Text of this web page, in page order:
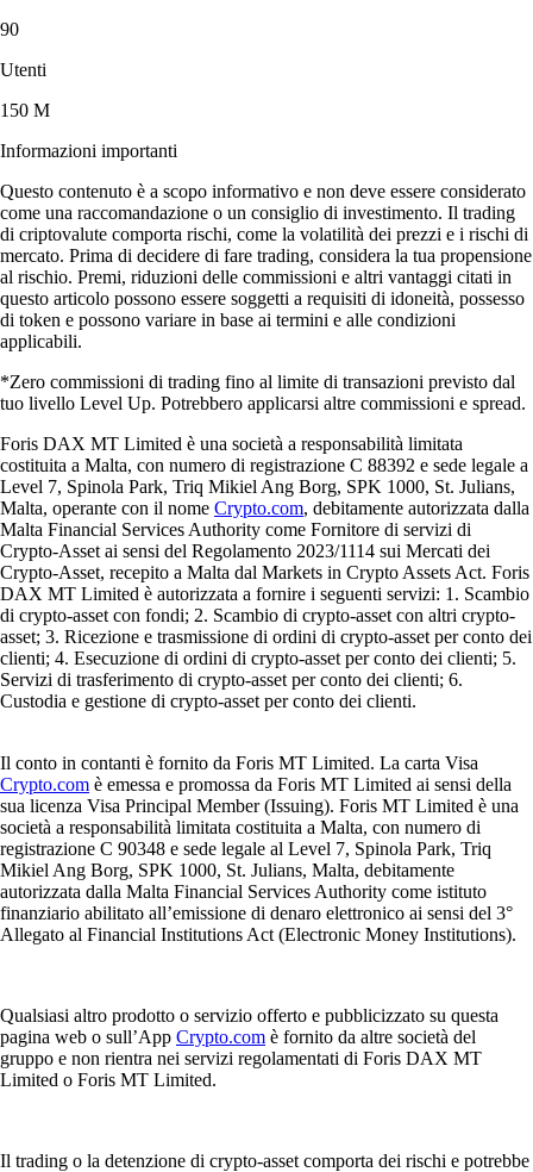
90
Utenti
150 M
Informazioni importanti
Questo contenuto è a scopo informativo e non deve essere considerato
come una raccomandazione o un consiglio di investimento. Il trading
di criptovalute comporta rischi, come la volatilità dei prezzi e i rischi di
mercato. Prima di decidere di fare trading, considera la tua propensione
al rischio. Premi, riduzioni delle commissioni e altri vantaggi citati in
questo articolo possono essere soggetti a requisiti di idoneità, possesso
di token e possono variare in base ai termini e alle condizioni
applicabili.
*Zero commissioni di trading fino al limite di transazioni previsto dal
tuo livello Level Up. Potrebbero applicarsi altre commissioni e spread.
Foris DAX MT Limited è una società a responsabilità limitata
costituita a Malta, con numero di registrazione C 88392 e sede legale a
Level 7, Spinola Park, Triq Mikiel Ang Borg, SPK 1000, St. Julians,
Malta, operante con il nome Crypto.com, debitamente autorizzata dalla
Malta Financial Services Authority come Fornitore di servizi di
Crypto-Asset ai sensi del Regolamento 2023/1114 sui Mercati dei
Crypto-Asset, recepito a Malta dal Markets in Crypto Assets Act. Foris
DAX MT Limited è autorizzata a fornire i seguenti servizi: 1. Scambio
di crypto-asset con fondi; 2. Scambio di crypto-asset con altri crypto-
asset; 3. Ricezione e trasmissione di ordini di crypto-asset per conto dei
clienti; 4. Esecuzione di ordini di crypto-asset per conto dei clienti; 5.
Servizi di trasferimento di crypto-asset per conto dei clienti; 6.
Custodia e gestione di crypto-asset per conto dei clienti.
Il conto in contanti è fornito da Foris MT Limited. La carta Visa
Crypto.com è emessa e promossa da Foris MT Limited ai sensi della
sua licenza Visa Principal Member (Issuing). Foris MT Limited è una
società a responsabilità limitata costituita a Malta, con numero di
registrazione C 90348 e sede legale al Level 7, Spinola Park, Triq
Mikiel Ang Borg, SPK 1000, St. Julians, Malta, debitamente
autorizzata dalla Malta Financial Services Authority come istituto
finanziario abilitato all’emissione di denaro elettronico ai sensi del 3°
Allegato al Financial Institutions Act (Electronic Money Institutions).
Qualsiasi altro prodotto o servizio offerto e pubblicizzato su questa
pagina web o sull’App Crypto.com è fornito da altre società del
gruppo e non rientra nei servizi regolamentati di Foris DAX MT
Limited o Foris MT Limited.
Il trading o la detenzione di crypto-asset comporta dei rischi e potrebbe